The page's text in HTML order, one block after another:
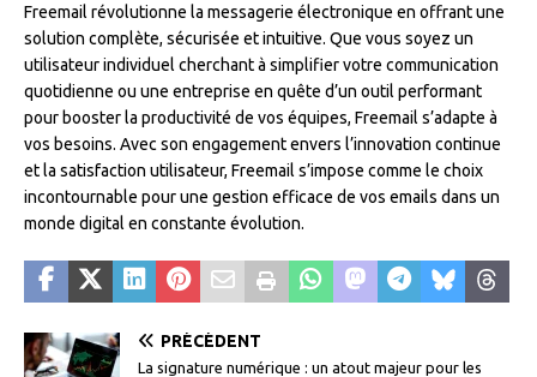
Freemail révolutionne la messagerie électronique en offrant une
solution complète, sécurisée et intuitive. Que vous soyez un
utilisateur individuel cherchant à simplifier votre communication
quotidienne ou une entreprise en quête d’un outil performant
pour booster la productivité de vos équipes, Freemail s’adapte à
vos besoins. Avec son engagement envers l’innovation continue
et la satisfaction utilisateur, Freemail s’impose comme le choix
incontournable pour une gestion efficace de vos emails dans un
monde digital en constante évolution.
PRÉCÉDENT
La signature numérique : un atout majeur pour les